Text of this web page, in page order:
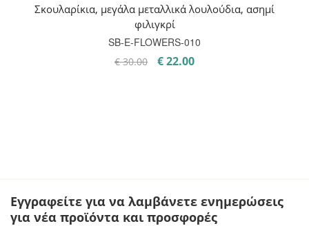
Σκουλαρίκια, μεγάλα μεταλλικά λουλούδια, ασημί
φιλιγκρί
SB-E-FLOWERS-010
€30.00
Original
€22.00Η
Εγγραφείτε για να λαμβάνετε ενημερώσεις
για νέα προϊόντα και προσφορές